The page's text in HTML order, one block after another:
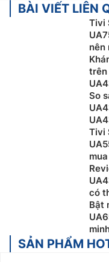
BÀI VIẾT LIÊN
Tivi
nên
trên
So
Tivi
có
Bật
SẢN PHẨM